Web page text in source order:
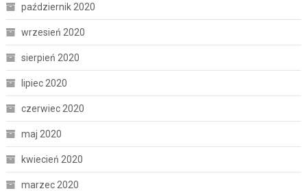
październik 2020
wrzesień 2020
sierpień 2020
lipiec 2020
czerwiec 2020
maj 2020
kwiecień 2020
marzec 2020